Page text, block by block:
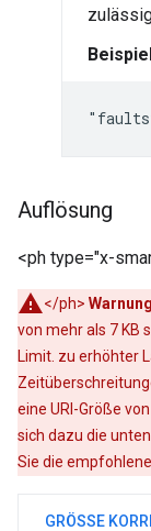
Auflösung
<ph type="x-
</ph>
von mehr als 7 KB
Limit. zu erhöhter
eine URI-Größe
sich dazu die
Sie die empfohlene
GRÖSSE